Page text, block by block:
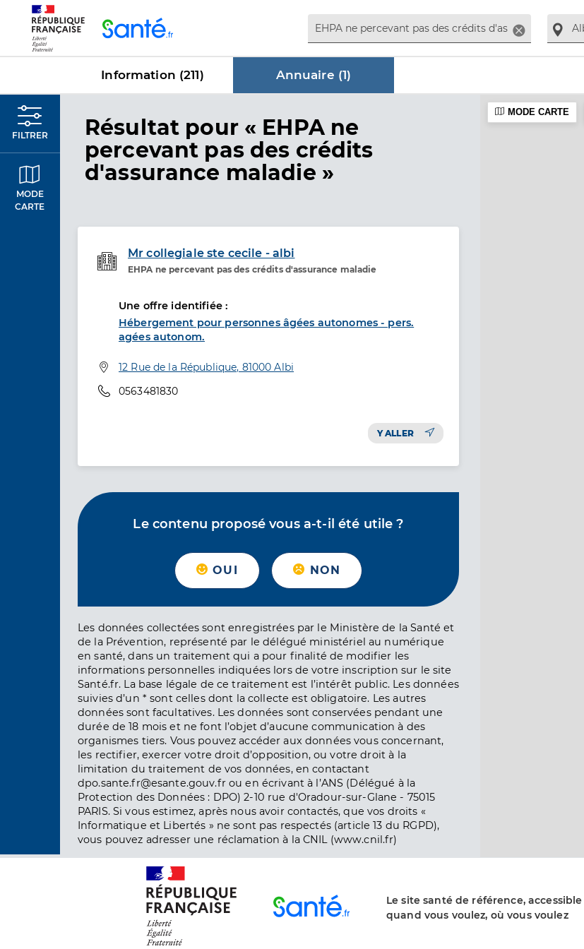
Supprimer
Information (211) Annuaire (1)
FILTRER
MODE
CARTE
Résultat dans Annuaire
pour « EHPA ne
percevant pas des crédits
d'assurance maladie »
Mr collegiale ste cecile - albi
EHPA ne percevant pas des crédits d'assurance maladie
Etablissement de soins
Une offre identifiée :
Hébergement pour personnes âgées autonomes - pers.
agées autonom.
Adresse
12 Rue de la République, 81000 Albi
Téléphone
0563481830
Y ALLER
Le contenu proposé vous a-t-il été utile ?
OUI NON
Les données collectées sont enregistrées par le Ministère de la Santé et
de la Prévention, représenté par le délégué ministériel au numérique
en santé, dans un traitement qui a pour finalité de modifier les
informations personnelles indiquées lors de votre inscription sur le site
Santé.fr. La base légale de ce traitement est l’intérêt public. Les données
suivies d’un * sont celles dont la collecte est obligatoire. Les autres
données sont facultatives. Les données sont conservées pendant une
durée de 18 mois et ne font l’objet d’aucune communication à des
organismes tiers. Vous pouvez accéder aux données vous concernant,
les rectifier, exercer votre droit d’opposition, ou votre droit à la
limitation du traitement de vos données, en contactant
dpo.sante.fr@esante.gouv.fr ou en écrivant à l’ANS (Délégué à la
Protection des Données : DPO) 2-10 rue d'Oradour-sur-Glane - 75015
PARIS. Si vous estimez, après nous avoir contactés, que vos droits «
Informatique et Libertés » ne sont pas respectés (article 13 du RGPD),
vous pouvez adresser une réclamation à la CNIL (www.cnil.fr)
MODE CARTE
Le site santé de référence, accessible
quand vous voulez, où vous voulez
Panneau de gestion des cookies